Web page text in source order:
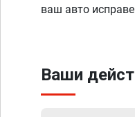
ваш авто
Ваши